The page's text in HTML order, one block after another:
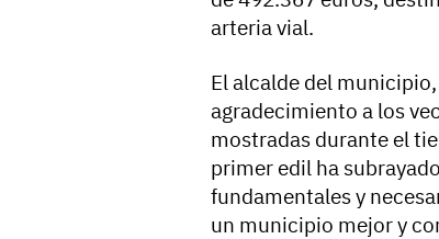
arteria vial.
El alcalde del
agradecimiento a los
mostradas durante el
primer edil ha
fundamentales y
un municipio mejor y